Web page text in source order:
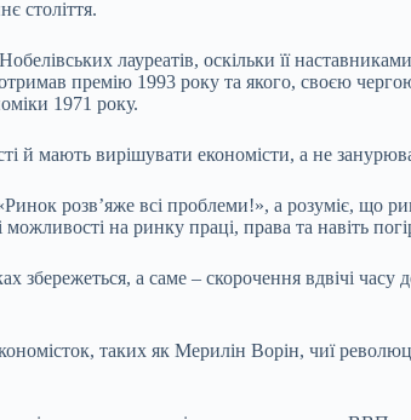
століття.
лауреатів, оскільки її
премію 1993 року та якого, своєю
1971 року.
й мають вирішувати економісти, а не
розвʼяже всі проблеми!», а розуміє, що
на ринку праці, права та навіть
а саме – скорочення вдвічі
таких як Мерилін Ворін, чиї